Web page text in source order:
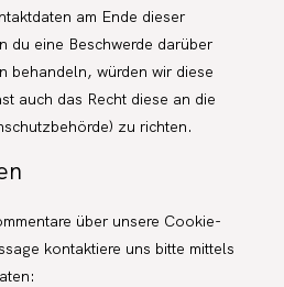
am Ende dieser
du eine Beschwerde darüber
behandeln, würden wir diese
auch das Recht diese an die
zu richten.
über unsere Cookie-
kontaktiere uns bitte mittels